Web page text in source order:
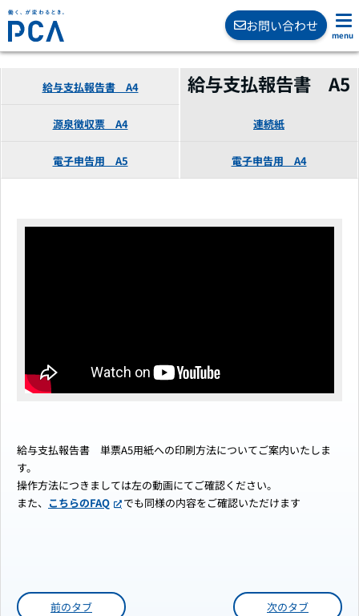
お問い合わせ
給与支払報告書 A4 給与支払報告書 A5
源泉徴収票 A4 連続紙
電子申告用 A5 電子申告用 A4
給与支払報告書 単票A5用紙への印刷方法についてご案内いたしま
す。
操作方法につきましては左の動画にてご確認ください。
また、 こちらのFAQ でも同様の内容をご確認いただけます
前のタブ 次のタブ